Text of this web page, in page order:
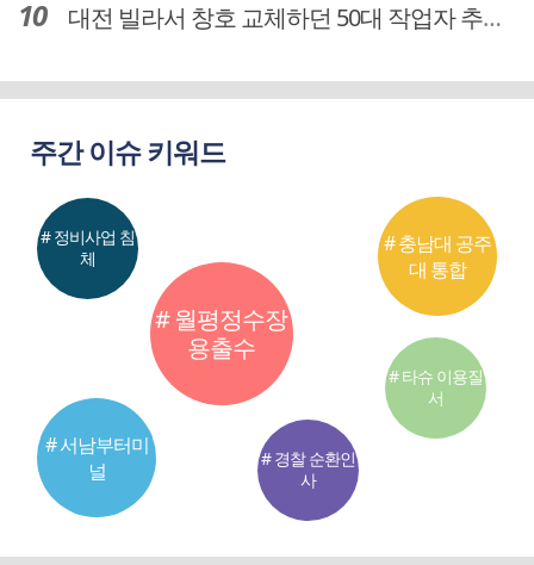
대전 빌라서 창호 교체하던 50대 작업자 추락해 숨져
주간 이슈 키워드
# 월평정수장
용출수
# 서남부터미
널
# 충남대 공주
대 통합
# 정비사업 침
체
# 경찰 순환인
사
# 타슈 이용질
서